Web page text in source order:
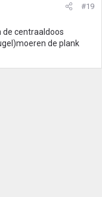
#19
de centraaldoos
de plank